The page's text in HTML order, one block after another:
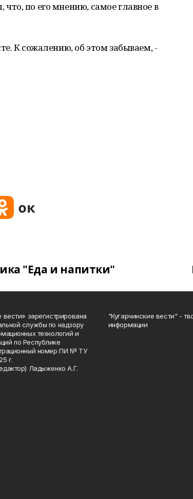
по его мнению, самое главное в
К сожалению, об этом забываем, -
"Еда и напитки"
вести» зарегистрирована
службы по надзору
технологий и
по Республике
номер ПИ № ТУ
г.
Ладыженко А.Г.
"Кугарчинские вести" -
информации